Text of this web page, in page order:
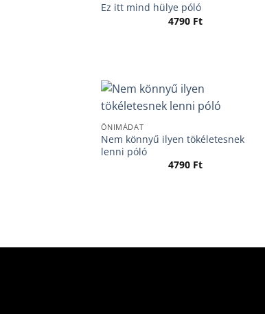
Ez itt mind hülye póló
4790 Ft
ÖNIMÁDAT
Nem könnyű ilyen tökéletesnek
lenni póló
4790 Ft